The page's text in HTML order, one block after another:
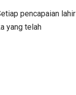
pencapaian lahir
yang telah